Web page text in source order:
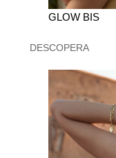
GLOW BIS
DESCOPERA